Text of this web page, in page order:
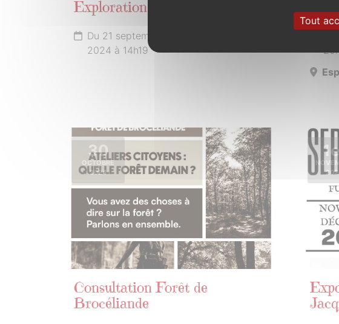
Exploration
Du 21 septembre à 13h19 au 31 octobre
2024 à 14h19
30
OCTOBRE
2024
Consultation Forêt de
Brocéliande
Tout